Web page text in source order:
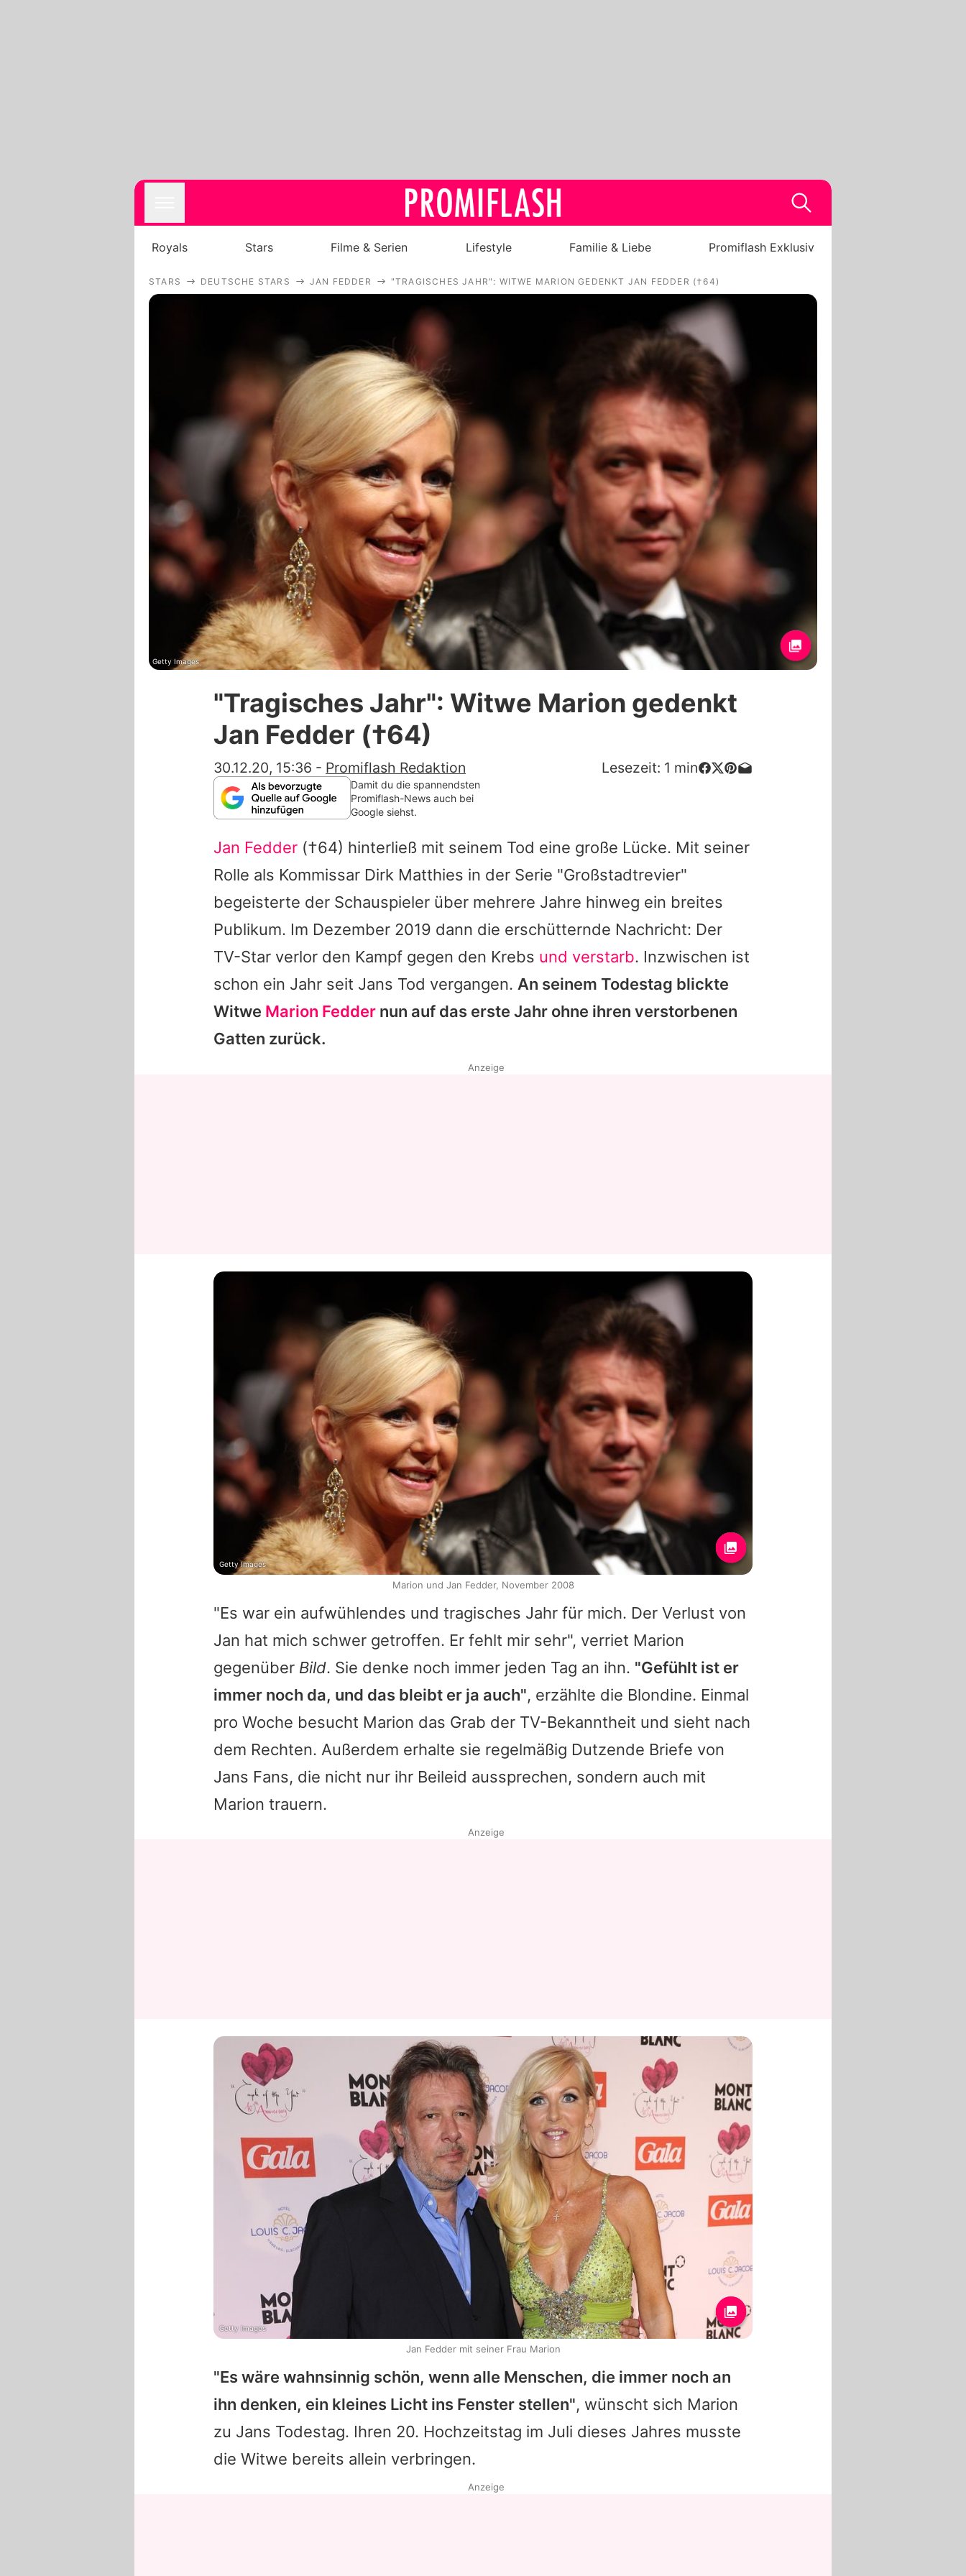
Royals
Familie & Liebe
Promiflash Exklusiv
Alle Themen auf Promiflash
Jobs
App runterladen
Team
Redaktionelle Richtlinien
Impressum
Datenschutzerklärung
Nutzungsbedingungen
Royals Stars Filme & Serien Lifestyle Familie & Liebe Promiflash Exklusiv
STARS DEUTSCHE STARS JAN FEDDER "TRAGISCHES JAHR": WITWE MARION GEDENKT JAN FEDDER (†64)
Getty Images
"Tragisches Jahr": Witwe Marion gedenkt
Jan Fedder (†64)
30.12.20, 15:36 - Promiflash Redaktion Lesezeit: 1 min
Damit du die spannendsten
Promiflash-News auch bei
Google siehst.
Jan Fedder (†64) hinterließ mit seinem Tod eine große Lücke. Mit seiner
Rolle als Kommissar Dirk Matthies in der Serie "Großstadtrevier"
begeisterte der Schauspieler über mehrere Jahre hinweg ein breites
Publikum. Im Dezember 2019 dann die erschütternde Nachricht: Der
TV-Star verlor den Kampf gegen den Krebs und verstarb. Inzwischen ist
schon ein Jahr seit Jans Tod vergangen. An seinem Todestag blickte
Witwe Marion Fedder nun auf das erste Jahr ohne ihren verstorbenen
Gatten zurück.
"Es war ein aufwühlendes und tragisches Jahr für mich. Der Verlust von
Jan hat mich schwer getroffen. Er fehlt mir sehr", verriet Marion
gegenüber Bild. Sie denke noch immer jeden Tag an ihn. "Gefühlt ist er
immer noch da, und das bleibt er ja auch", erzählte die Blondine. Einmal
pro Woche besucht Marion das Grab der TV-Bekanntheit und sieht nach
dem Rechten. Außerdem erhalte sie regelmäßig Dutzende Briefe von
Jans Fans, die nicht nur ihr Beileid aussprechen, sondern auch mit
Marion trauern.
"Es wäre wahnsinnig schön, wenn alle Menschen, die immer noch an
ihn denken, ein kleines Licht ins Fenster stellen", wünscht sich Marion
zu Jans Todestag. Ihren 20. Hochzeitstag im Juli dieses Jahres musste
die Witwe bereits allein verbringen.
Anzeige
Getty Images
Marion und Jan Fedder, November 2008
Anzeige
Getty Images
Jan Fedder mit seiner Frau Marion
Anzeige